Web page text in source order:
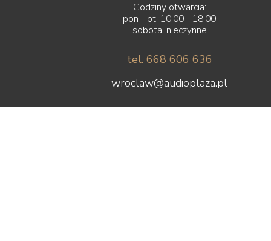
Godziny otwarcia:
pon - pt: 10:00 - 18:00
sobota: nieczynne
tel. 668 606 636
wroclaw@audioplaza.pl